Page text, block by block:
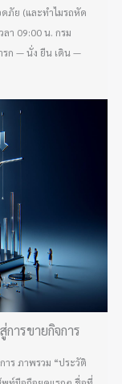
ภัย (และทำไมรถหัด
ลา 09:00 น. กรม
ก — นั่ง ยืน เดิน —
ารขายกิจการ
าร ภาพรวม “ประวัติ